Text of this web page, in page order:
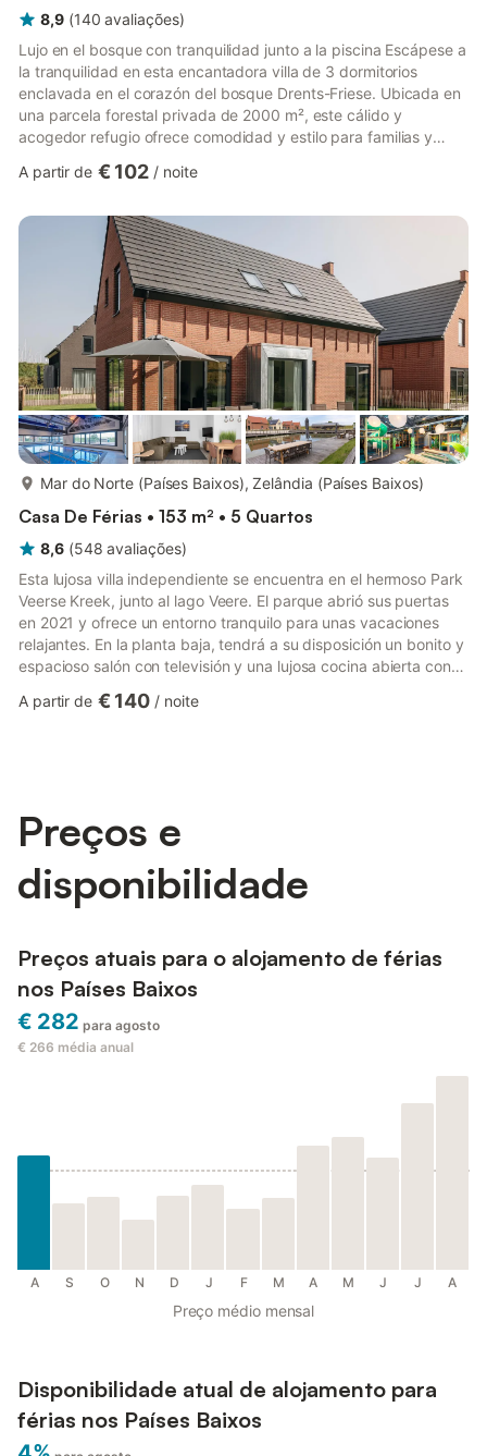
8,9 (140 avaliações)
Lujo en el bosque con tranquilidad junto a la piscina Escápese a
la tranquilidad en esta encantadora villa de 3 dormitorios
enclavada en el corazón del bosque Drents-Friese. Ubicada en
una parcela forestal privada de 2000 m², este cálido y
acogedor refugio ofrece comodidad y estilo para familias y
prepare comidas frescas en la cocina abierta y relájese en el
abril a octubre) y la terraza cubierta de estilo ibicenco con
chimenea al aire libre la hacen perfecta para tardes...
A partir de € 102 / noite
mais...
Mar do Norte (Países Baixos), Zelândia (Países Baixos)
Casa De Férias • 153 m² • 5 Quartos
8,6 (548 avaliações)
Esta lujosa villa independiente se encuentra en el hermoso Park
Veerse Kreek, junto al lago Veere. El parque abrió sus puertas
en 2021 y ofrece un entorno tranquilo para unas vacaciones
relajantes. En la planta baja, tendrá a su disposición un bonito y
espacioso salón con televisión y una lujosa cocina abierta con
con cuarto de baño en suite con ducha a ras de suelo. Hay un
A partir de € 140 / noite
Preços e
disponibilidade
Preços atuais para o alojamento de férias
nos Países Baixos
€ 282 para agosto
€ 266 média anual
A S O N D J F M A M J J A
Preço médio mensal
Disponibilidade atual de alojamento para
férias nos Países Baixos